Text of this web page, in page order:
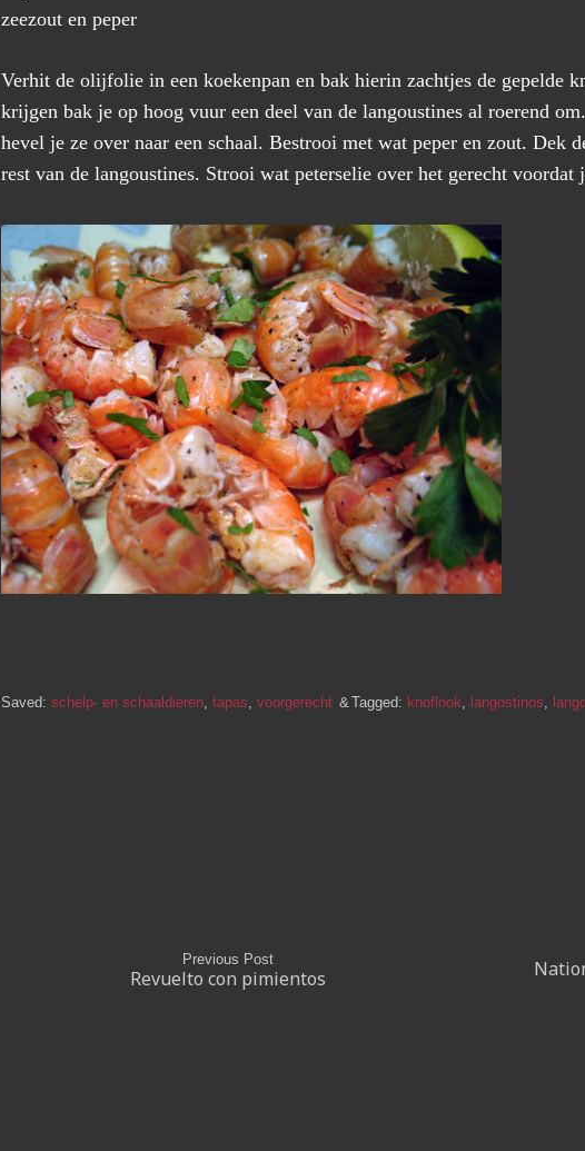
zeezout en peper
Verhit de olijfolie in een koekenpan en bak hierin zachtjes de gepelde
krijgen bak je op hoog vuur een deel van de langoustines al roerend
hevel je ze over naar een schaal. Bestrooi met wat peper en zout. Dek
rest van de langoustines. Strooi wat peterselie over het gerecht voordat
Saved: schelp- en schaaldieren tapas voorgerecht Tagged: knoflook langostinos
Previous Post
Revuelto con pimientos